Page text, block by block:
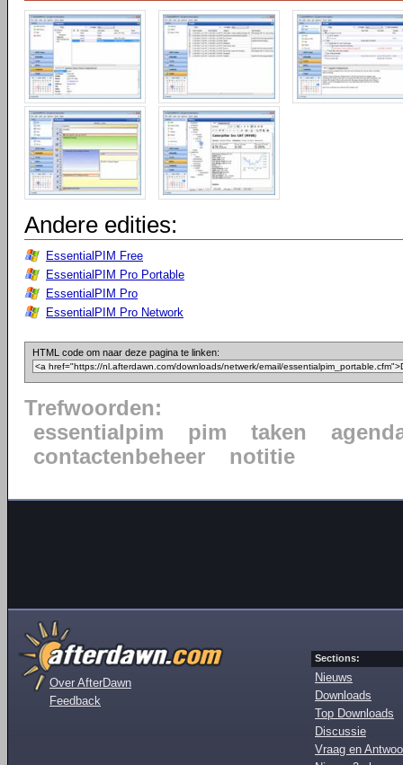
Andere edities:
EssentialPIM Free
EssentialPIM Pro Portable
EssentialPIM Pro
EssentialPIM Pro Network
HTML code om naar deze pagina te linken:
Trefwoorden:
essentialpim
pim taken
contactenbeheer
notitie
Over AfterDawn
Feedback
Sections:
Nieuws
Downloads
Top Downloads
Discussie
Vraag en